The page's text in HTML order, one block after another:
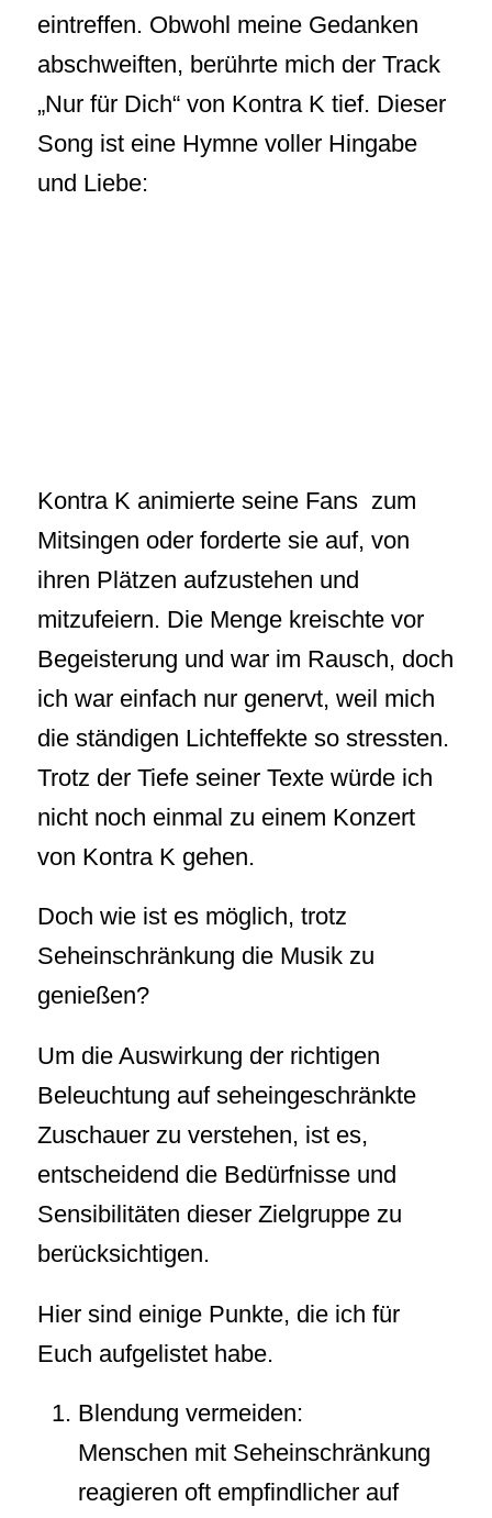
eintreffen. Obwohl meine Gedanken
abschweiften, berührte mich der Track
„Nur für Dich“ von Kontra K tief. Dieser
Song ist eine Hymne voller Hingabe
und Liebe:
Kontra K animierte seine Fans zum
Mitsingen oder forderte sie auf, von
ihren Plätzen aufzustehen und
mitzufeiern. Die Menge kreischte vor
Begeisterung und war im Rausch, doch
ich war einfach nur genervt, weil mich
die ständigen Lichteffekte so stressten.
Trotz der Tiefe seiner Texte würde ich
nicht noch einmal zu einem Konzert
von Kontra K gehen.
Doch wie ist es möglich, trotz
Seheinschränkung die Musik zu
genießen?
Um die Auswirkung der richtigen
Beleuchtung auf seheingeschränkte
Zuschauer zu verstehen, ist es,
entscheidend die Bedürfnisse und
Sensibilitäten dieser Zielgruppe zu
berücksichtigen.
Hier sind einige Punkte, die ich für
Euch aufgelistet habe.
Blendung vermeiden:
Menschen mit Seheinschränkung
reagieren oft empfindlicher auf